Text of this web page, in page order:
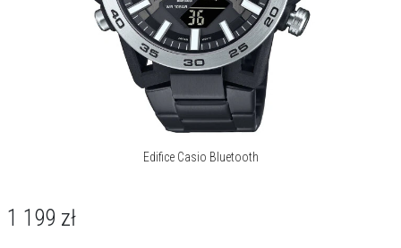
Edifice Casio Bluetooth
1 199 zł